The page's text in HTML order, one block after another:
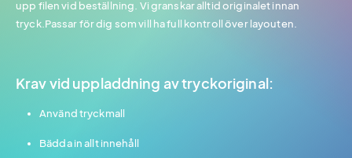
upp filen vid beställning. Vi granskar alltid originalet innan
tryck.Passar för dig som vill ha full kontroll över layouten.
Krav vid uppladdning av tryckoriginal:
Använd tryckmall
Bädda in allt innehåll